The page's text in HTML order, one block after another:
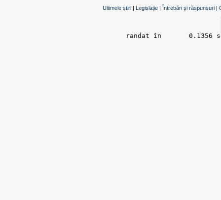
Ultimele știri | Legislație | Întrebări și răspunsuri |
randat în